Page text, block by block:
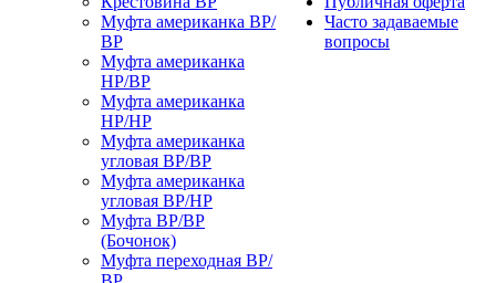
Муфта американка ВР/
ВР
Муфта американка
НР/ВР
Муфта американка
НР/НР
Муфта американка
угловая ВР/ВР
Муфта американка
угловая ВР/НР
Муфта ВР/ВР
(Бочонок)
Муфта переходная ВР/
Часто задаваемые
вопросы